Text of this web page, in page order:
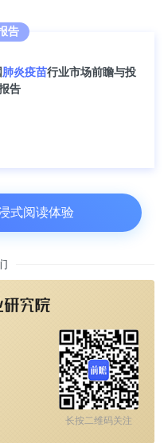
新型冠状病毒感染肺
瞻产业研究院《
前瞻与投资战略规划分
询、产业图谱、产业规
、IPO募投可研、IPO
咨询等解决方案。
告
肺炎疫苗行业市场前瞻与投
告
式阅读体验
长按二维码关注